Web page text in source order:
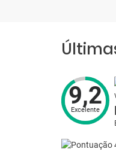
9,2
Excelente